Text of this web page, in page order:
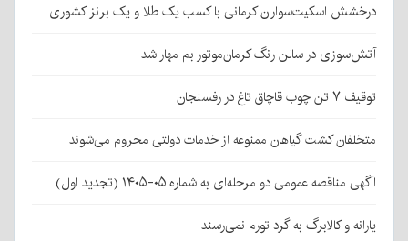
درخشش اسکیت‌سواران کرمانی با کسب یک طلا و یک برنز کشوری
آتش‌سوزی در سالن رنگ کرمان‌موتور بم مهار شد
توقیف ۷ تن چوب قاچاق تاغ در رفسنجان
متخلفان کشت گیاهان ممنوعه از خدمات دولتی محروم می‌شوند
آگهی مناقصه عمومی دو مرحله‌ای به شماره ۰۵-۱۴۰۵ (تجدید اول)
یارانه و کالابرگ به گرد تورم نمی‌رسند